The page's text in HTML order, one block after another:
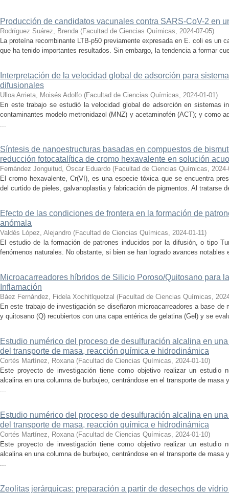
Producción de candidatos vacunales contra SARS-CoV-2 en
Rodríguez Suárez, Brenda (Facultad de Ciencias Químicas, 2024-07-05)
La proteína recombinante LTB-p50 previamente expresada en E. coli es un
que ha tenido importantes resultados. Sin embargo, la tendencia a formar
Interpretación de la velocidad global de adsorción para
difusionales
Ulloa Arrieta, Moisés Adolfo (Facultad de Ciencias Químicas, 2024-01-01)
En este trabajo se estudió la velocidad global de adsorción en sistemas
contaminantes modelo metronidazol (MNZ) y acetaminofén (ACT); y como
...
Síntesis de nanoestructuras basadas en compuestos de
reducción fotocatalítica de cromo hexavalente en solución
Fernández Jonguitud, Óscar Eduardo (Facultad de Ciencias Químicas,
El cromo hexavalente, Cr(VI), es una especie tóxica que se encuentra
del curtido de pieles, galvanoplastia y fabricación de pigmentos. Al tratarse
Efecto de las condiciones de frontera en la formación de
anómala
Valdés López, Alejandro (Facultad de Ciencias Químicas, 2024-01-11)
El estudio de la formación de patrones inducidos por la difusión, o tipo
fenómenos naturales. No obstante, si bien se han logrado avances
Microacarreadores híbridos de Silicio Poroso/Quitosano para
Inflamación
Báez Fernández, Fidela Xochitlquetzal (Facultad de Ciencias Químicas,
En este trabajo de investigación se diseñaron microacarreadores a base
y quitosano (Q) recubiertos con una capa entérica de gelatina (Gel) y se
Estudio numérico del proceso de desulfuración alcalina en
del transporte de masa, reacción química e hidrodinámica
Cortés Martìnez, Roxana (Facultad de Ciencias Químicas, 2024-01-10)
Este proyecto de investigación tiene como objetivo realizar un estudio
alcalina en una columna de burbujeo, centrándose en el transporte de
...
Estudio numérico del proceso de desulfuración alcalina en
del transporte de masa, reacción química e hidrodinámica
Cortés Martínez, Roxana (Facultad de Ciencias Químicas, 2024-01-10)
Este proyecto de investigación tiene como objetivo realizar un estudio
alcalina en una columna de burbujeo, centrándose en el transporte de
...
Zeolitas jerárquicas: preparación a partir de desechos de